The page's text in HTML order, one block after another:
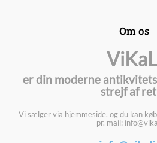
Om os
er din moderne
strejf af
Vi sælger via hjemmeside, og du kan
pr. mail: